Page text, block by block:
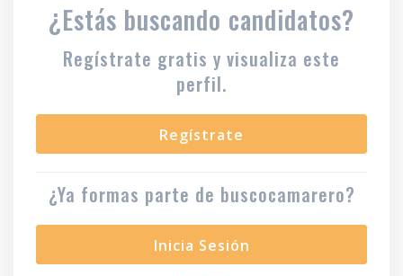
¿Estás buscando candidatos?
Regístrate gratis y visualiza este
perfil.
Regístrate
¿Ya formas parte de buscocamarero?
Inicia Sesión